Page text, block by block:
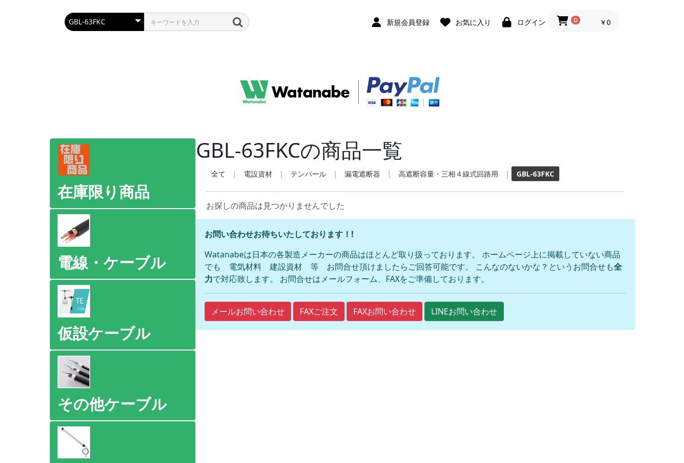
新規会員登録 お気に入り ログイン 0 ￥0
在庫限り商品
電線・ケーブル
仮設ケーブル
その他ケーブル
GBL-63FKCの商品一覧
全て | 電設資材 | テンパール | 漏電遮断器 | 高遮断容量・三相４線式回路用 | GBL-63FKC
お探しの商品は見つかりませんでした
お問い合わせお待ちいたしております！!
Watanabeは日本の各製造メーカーの商品はほとんど取り扱っております。 ホームページ上に掲載していない商品
でも 電気材料 建設資材 等 お問合せ頂けましたらご回答可能です。 こんなのないかな？というお問合せも全
力で対応致します。 お問合せはメールフォーム、FAXをご準備しております。
メールお問い合わせ FAXご注文 FAXお問い合わせ LINEお問い合わせ